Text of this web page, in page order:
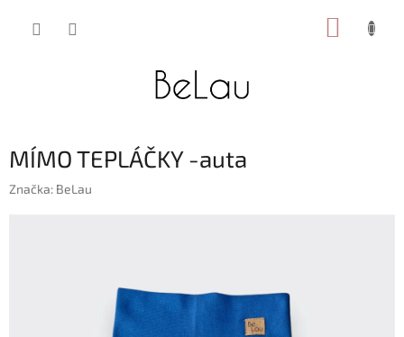
MÍMO TEPLÁČKY -auta
Značka: BeLau